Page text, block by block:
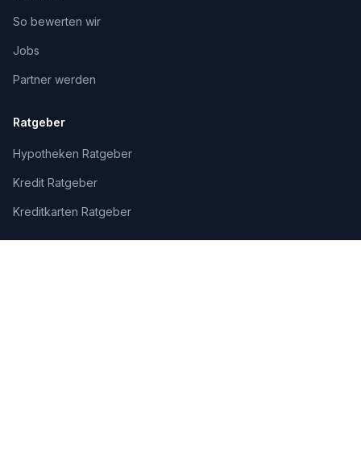
So bewerten wir
Jobs
Partner werden
Ratgeber
Hypotheken Ratgeber
Kredit Ratgeber
Kreditkarten Ratgeber